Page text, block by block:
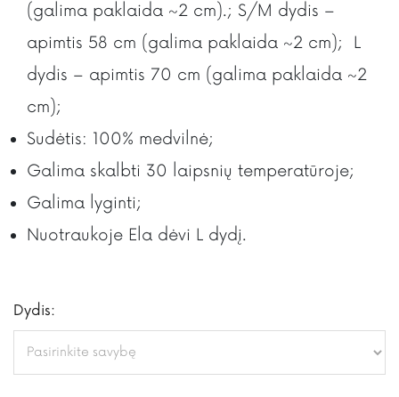
(galima paklaida ~2 cm).; S/M dydis –
apimtis 58 cm (galima paklaida ~2 cm); L
dydis – apimtis 70 cm (galima paklaida ~2
cm);
Sudėtis: 100% medvilnė;
Galima skalbti 30 laipsnių temperatūroje;
Galima lyginti;
Nuotraukoje Ela dėvi L dydį.
Dydis: